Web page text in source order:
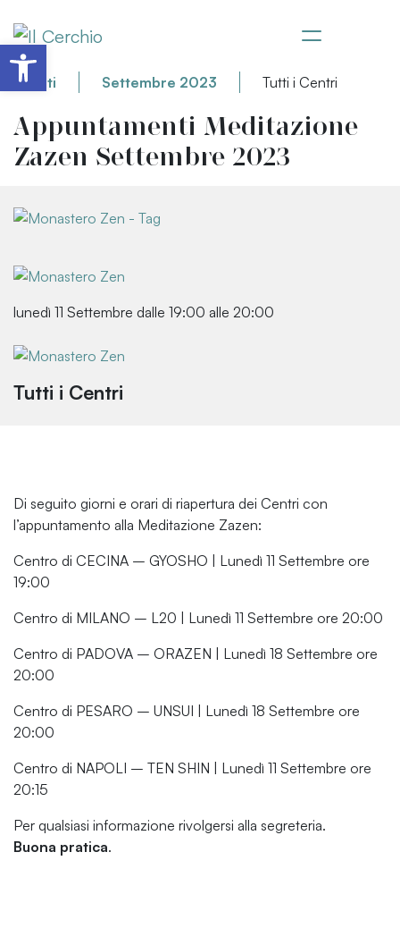
Eventi Settembre 2023 Tutti i Centri
Appuntamenti Meditazione
Zazen Settembre 2023
lunedì 11 Settembre dalle 19:00 alle 20:00
Tutti i Centri
Di seguito giorni e orari di riapertura dei Centri con
l’appuntamento alla Meditazione Zazen:
Centro di CECINA – GYOSHO | Lunedì 11 Settembre ore
19:00
Centro di MILANO – L20 | Lunedì 11 Settembre ore 20:00
Centro di PADOVA – ORAZEN | Lunedì 18 Settembre ore
20:00
Centro di PESARO – UNSUI | Lunedì 18 Settembre ore
20:00
Centro di NAPOLI – TEN SHIN | Lunedì 11 Settembre ore
20:15
Per qualsiasi informazione rivolgersi alla segreteria.
Buona pratica.
Apri la barra degli strumenti